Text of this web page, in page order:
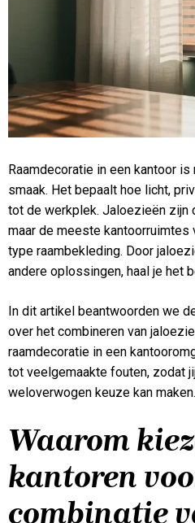
Raamdecoratie in een kantoor
smaak. Het bepaalt hoe licht,
tot de werkplek. Jaloezieën zijn
maar de meeste kantoorruimtes
type raambekleding. Door
andere oplossingen, haal je het
In dit artikel beantwoorden we
over het combineren van
raamdecoratie in een
tot veelgemaakte fouten, zodat
weloverwogen keuze kan maken.
Waarom
kantoren
combinatie